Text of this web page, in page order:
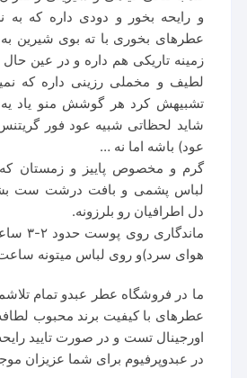
و رایحه بخور و دودی داره که به
عطرهای بخوری با ته بوی شیرین
زمینه تاریکی هم داره و در عین
لطیف و مخملی رزینی داره که
تشبیهش کرد هر گوشش منو یاد
شاید لحظاتی شبیه عود فور
عود) باشه اما نه …
گرم و مخصوص پاییز و زمستان که
لباس پشمی و بافت درشت ست
دل اطرافیان رو بلرزونه.
هوای سرد)و روی لباس میتونه ساعت
ما در فروشگاه عطر عبدو تمام
عطرهای با کیفیت برند محبوب
اورجینال تست و در صورت تایید
در عبدوپرفیوم برای شما عزیزان